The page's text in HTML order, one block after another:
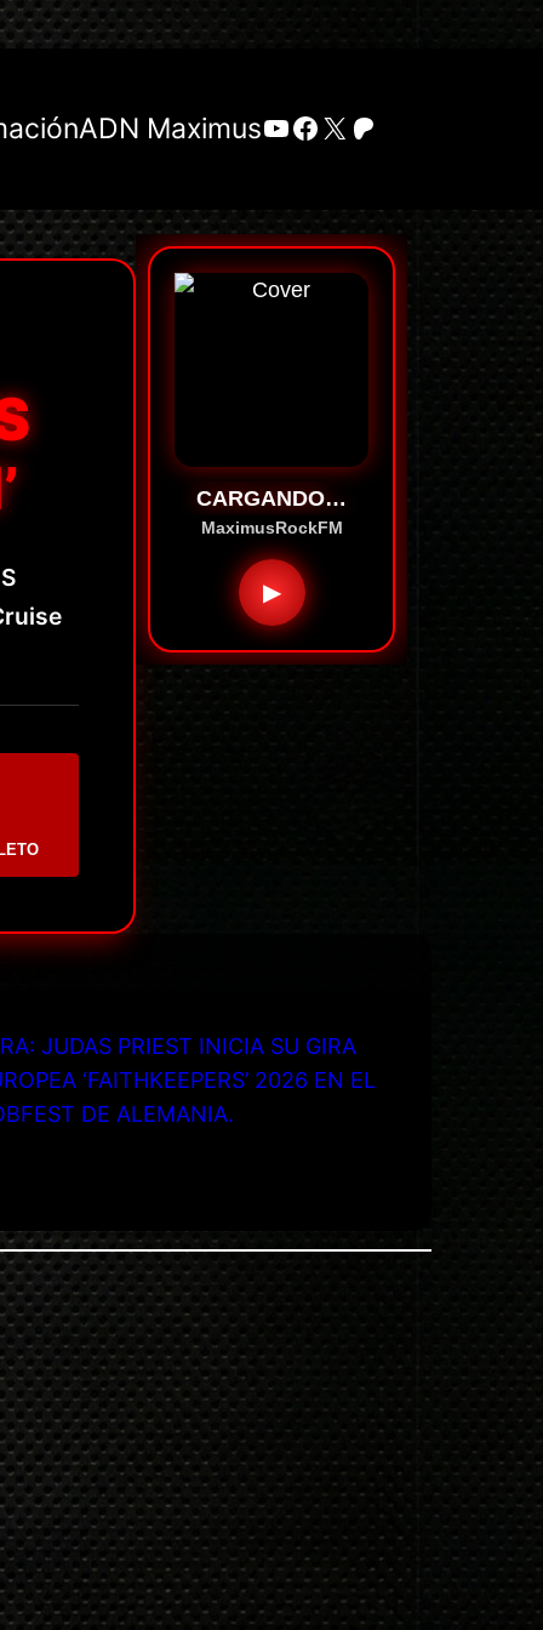
ADN MaximusYouTube
Facebook
X Patreon
CARGANDO…
MaximusRockFM
▶
JUDAS PRIEST INICIA SU GIRA
‘FAITHKEEPERS’ 2026 EN EL
DE ALEMANIA.